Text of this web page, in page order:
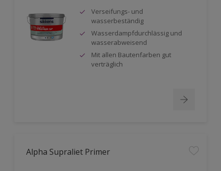
Verseifungs- und
wasserbeständig
Wasserdampfdurchlässig und
wasserabweisend
Mit allen Bautenfarben gut
verträglich
Alpha Supraliet Primer